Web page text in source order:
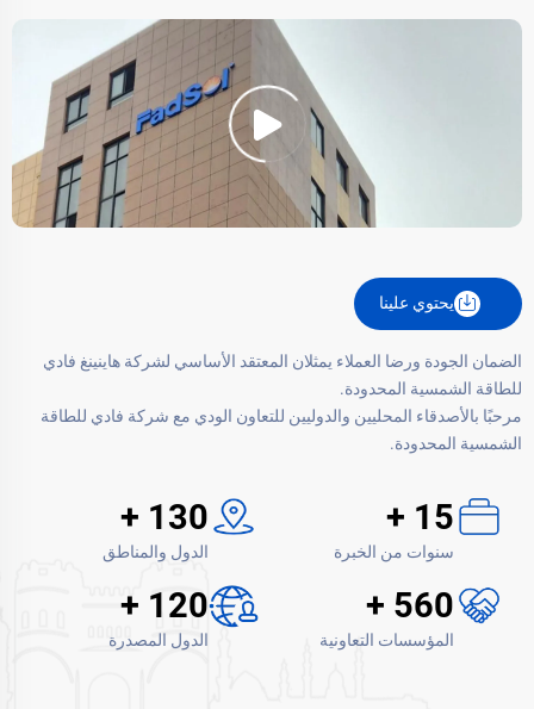
يحتوي علينا
الضمان الجودة ورضا العملاء يمثلان المعتقد الأساسي لشركة هاينينغ فادي
للطاقة الشمسية المحدودة.
مرحبًا بالأصدقاء المحليين والدوليين للتعاون الودي مع شركة فادي للطاقة
الشمسية المحدودة.
15
+
سنوات من الخبرة
130
+
الدول والمناطق
560
+
المؤسسات التعاونية
120
+
الدول المصدرة